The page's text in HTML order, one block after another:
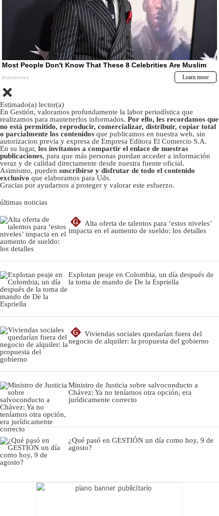
Estimado(a) lector(a)
En Gestión, valoramos profundamente la labor periodística que
realizamos para mantenerlos informados. Por ello, les recordamos que
no está permitido, reproducir, comercializar, distribuir, copiar total
o parcialmente los contenidos que publicamos en nuestra web, sin
autorizacion previa y expresa de Empresa Editora El Comercio S.A.
En su lugar, los invitamos a compartir el enlace de nuestras
publicaciones, para que más personas puedan acceder a información
veraz y de calidad directamente desde nuestra fuente oficial.
Asimismo, pueden suscribirse y disfrutar de todo el contenido
exclusivo que elaboramos para Uds.
Gracias por ayudarnos a proteger y valorar este esfuerzo.
últimas noticias
G
Alta oferta de talentos para ‘estos niveles’
impacta en el aumento de sueldo: los detalles
Explotan peaje en Colombia, un día después de
la toma de mando de De la Espriella
G
Viviendas sociales quedarían fuera del
negocio de alquiler: la propuesta del gobierno
Ministro de Justicia sobre salvoconducto a
Chávez: Ya no teníamos otra opción, era
jurídicamente correcto
¿Qué pasó en GESTIÓN un día como hoy, 9 de
agosto?